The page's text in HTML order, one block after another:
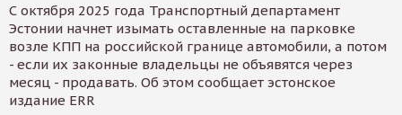
С октября 2025 года Транспортный департамент
Эстонии начнет изымать оставленные на парковке
возле КПП на российской границе автомобили, а потом
- если их законные владельцы не объявятся через
месяц - продавать. Об этом сообщает эстонское
издание ERR